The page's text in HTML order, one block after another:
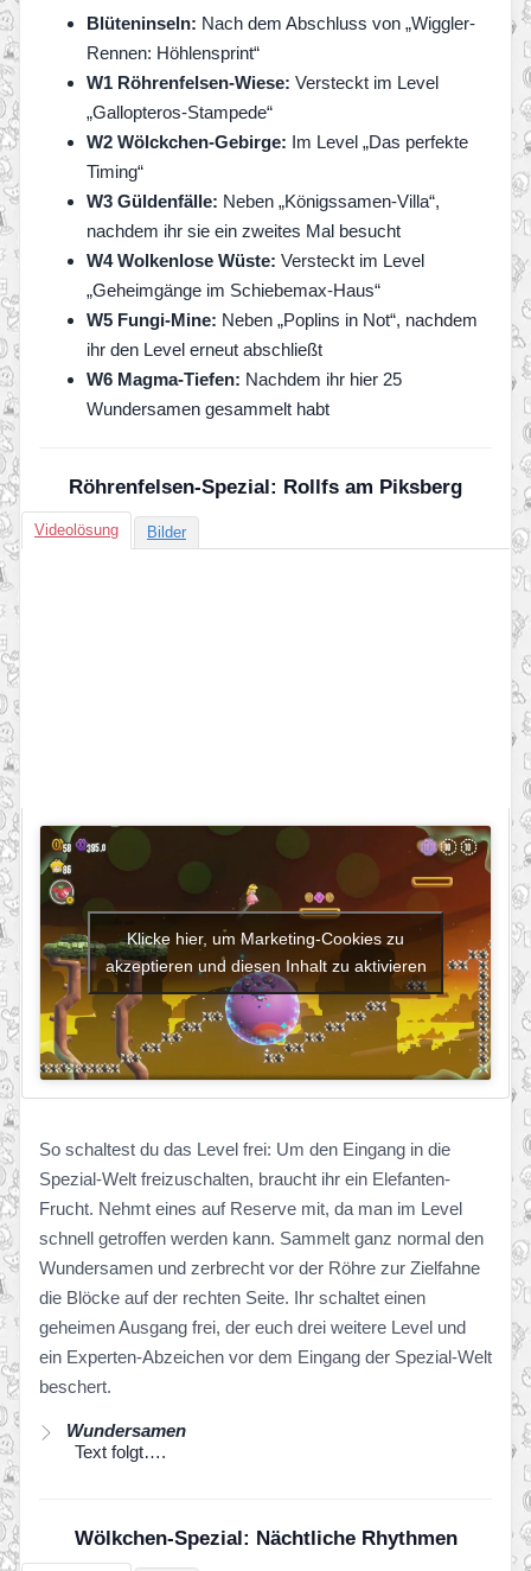
Blüteninseln: Nach dem Abschluss von „Wiggler-
Rennen: Höhlensprint“
W1 Röhrenfelsen-Wiese: Versteckt im Level
„Gallopteros-Stampede“
W2 Wölckchen-Gebirge: Im Level „Das perfekte
Timing“
W3 Güldenfälle: Neben „Königssamen-Villa“,
nachdem ihr sie ein zweites Mal besucht
W4 Wolkenlose Wüste: Versteckt im Level
„Geheimgänge im Schiebemax-Haus“
W5 Fungi-Mine: Neben „Poplins in Not“, nachdem
ihr den Level erneut abschließt
W6 Magma-Tiefen: Nachdem ihr hier 25
Wundersamen gesammelt habt
Röhrenfelsen-Spezial: Rollfs am Piksberg
Videolösung Bilder
Klicke hier, um Marketing-Cookies zu
akzeptieren und diesen Inhalt zu aktivieren
So schaltest du das Level frei: Um den Eingang in die
Spezial-Welt freizuschalten, braucht ihr ein Elefanten-
Frucht. Nehmt eines auf Reserve mit, da man im Level
schnell getroffen werden kann. Sammelt ganz normal den
Wundersamen und zerbrecht vor der Röhre zur Zielfahne
die Blöcke auf der rechten Seite. Ihr schaltet einen
geheimen Ausgang frei, der euch drei weitere Level und
ein Experten-Abzeichen vor dem Eingang der Spezial-Welt
beschert.
Wundersamen
Text folgt….
Wölkchen-Spezial: Nächtliche Rhythmen